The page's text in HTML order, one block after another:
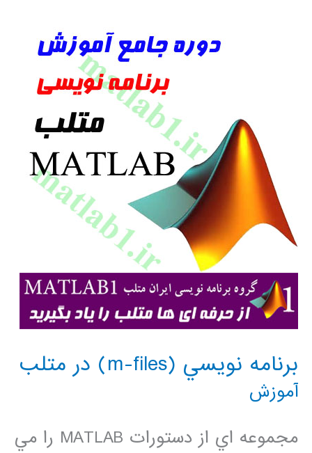
برنامه نويسي (m-files) در متلب
آموزش
مجموعه اي از دستورات MATLAB را مي